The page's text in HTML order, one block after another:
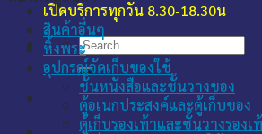
เปิดบริการทุกวัน 8.30-18.30น
Search
for:
สินค้าอื่นๆ
หิ้งพระ
อุปกรณ์จัดเก็บของใช้
ชั้นหนังสือและชั้นวางของ
ตู้อเนกประสงค์และตู้เก็บของ
ตู้เก็บรองเท้าและชั้นวางรองเ